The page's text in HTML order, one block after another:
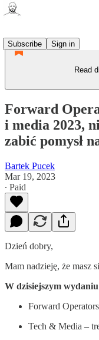
Subscribe
Sign in
Read
Forward
i media 2023,
zabić pomysł
Bartek Pucek
Mar 19, 2023
∙ Paid
Dzień dobry,
Mam nadzieję, że masz
W dzisiejszym
Forward
Tech & Media –